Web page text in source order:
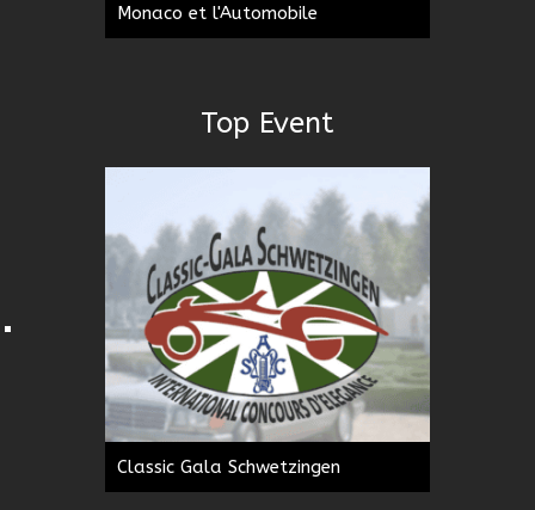
Monaco et l'Automobile
Top Event
Classic Gala Schwetzingen